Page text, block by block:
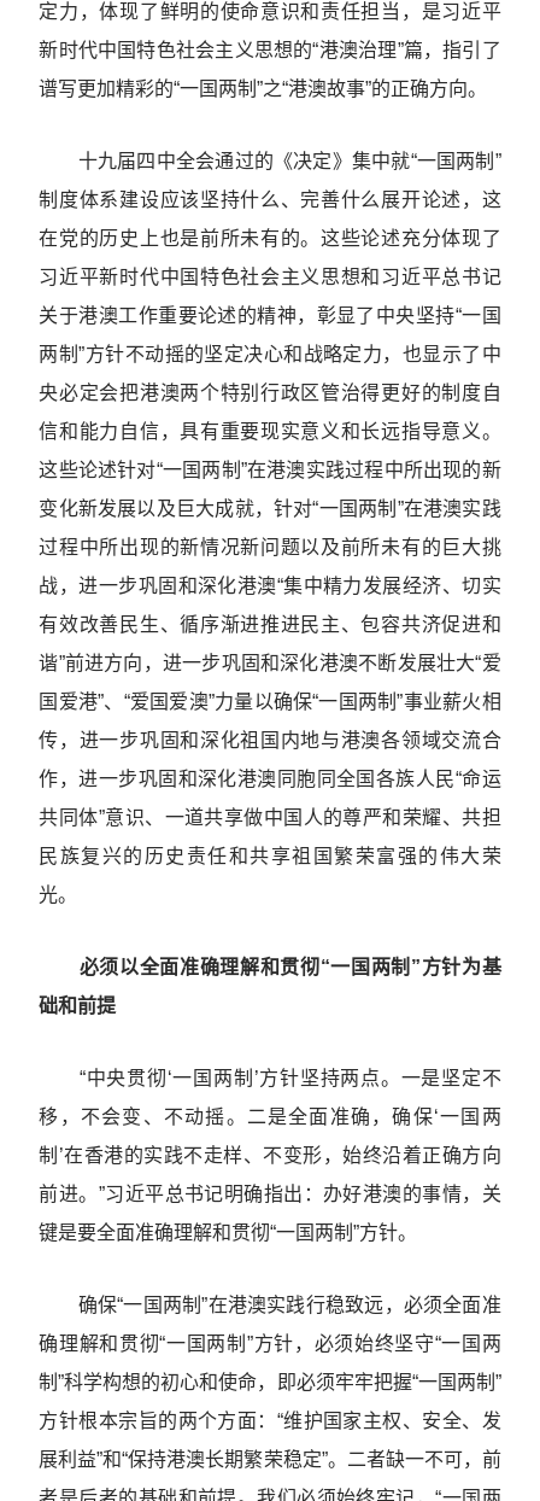
定力，体现了鲜明的使命意识和责任担当，是习近平
新时代中国特色社会主义思想的“港澳治理”篇，指引了
谱写更加精彩的“一国两制”之“港澳故事”的正确方向。
十九届四中全会通过的《决定》集中就“一国两制”
制度体系建设应该坚持什么、完善什么展开论述，这
在党的历史上也是前所未有的。这些论述充分体现了
习近平新时代中国特色社会主义思想和习近平总书记
关于港澳工作重要论述的精神，彰显了中央坚持“一国
两制”方针不动摇的坚定决心和战略定力，也显示了中
央必定会把港澳两个特别行政区管治得更好的制度自
信和能力自信，具有重要现实意义和长远指导意义。
这些论述针对“一国两制”在港澳实践过程中所出现的新
变化新发展以及巨大成就，针对“一国两制”在港澳实践
过程中所出现的新情况新问题以及前所未有的巨大挑
战，进一步巩固和深化港澳“集中精力发展经济、切实
有效改善民生、循序渐进推进民主、包容共济促进和
谐”前进方向，进一步巩固和深化港澳不断发展壮大“爱
国爱港”、“爱国爱澳”力量以确保“一国两制”事业薪火相
传，进一步巩固和深化祖国内地与港澳各领域交流合
作，进一步巩固和深化港澳同胞同全国各族人民“命运
共同体”意识、一道共享做中国人的尊严和荣耀、共担
民族复兴的历史责任和共享祖国繁荣富强的伟大荣
光。
必须以全面准确理解和贯彻“一国两制”方针为基
础和前提
“中央贯彻‘一国两制’方针坚持两点。一是坚定不
移，不会变、不动摇。二是全面准确，确保‘一国两
制’在香港的实践不走样、不变形，始终沿着正确方向
前进。”习近平总书记明确指出：办好港澳的事情，关
键是要全面准确理解和贯彻“一国两制”方针。
确保“一国两制”在港澳实践行稳致远，必须全面准
确理解和贯彻“一国两制”方针，必须始终坚守“一国两
制”科学构想的初心和使命，即必须牢牢把握“一国两制”
方针根本宗旨的两个方面：“维护国家主权、安全、发
展利益”和“保持港澳长期繁荣稳定”。二者缺一不可，前